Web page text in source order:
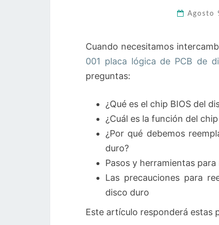
Agosto
Cuando necesitamos
001 placa lógica de PCB de
preguntas:
¿Qué es el chip BIOS del
¿Cuál es la función del
¿Por qué debemos
duro?
Pasos y herramientas
Las precauciones para
disco duro
Este artículo responderá estas